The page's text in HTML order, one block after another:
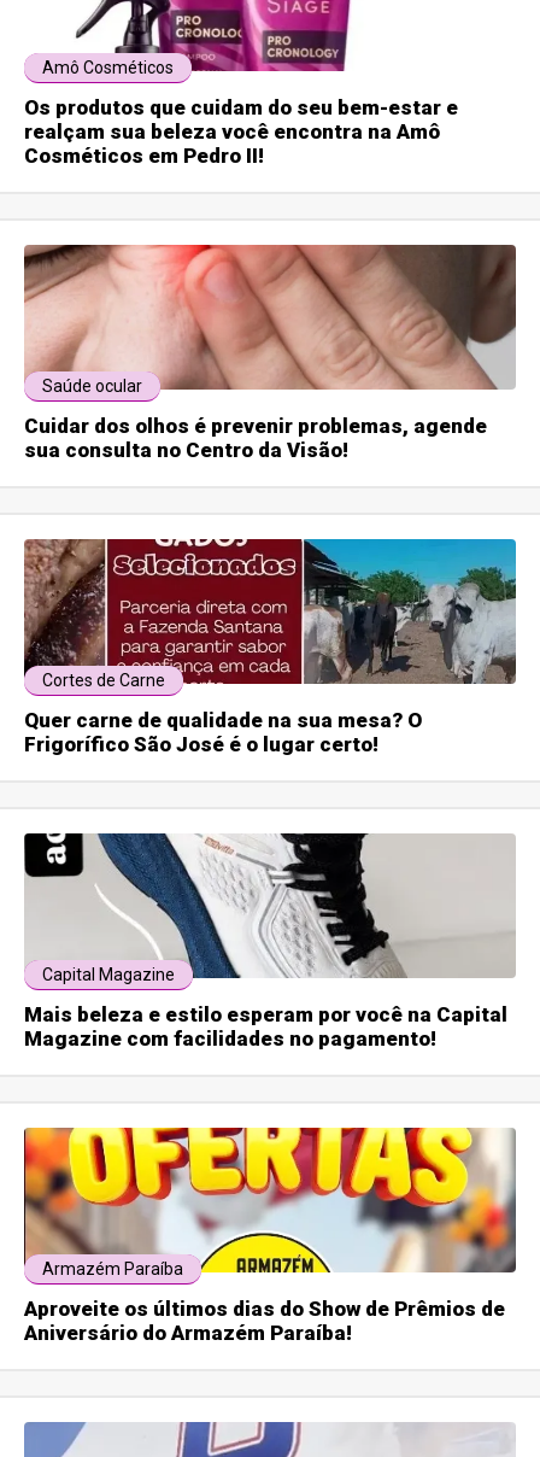
Amô Cosméticos
Os produtos que cuidam do seu bem-estar e
realçam sua beleza você encontra na Amô
Cosméticos em Pedro II!
Saúde ocular
Cuidar dos olhos é prevenir problemas, agende
sua consulta no Centro da Visão!
Cortes de Carne
Quer carne de qualidade na sua mesa? O
Frigorífico São José é o lugar certo!
Capital Magazine
Mais beleza e estilo esperam por você na Capital
Magazine com facilidades no pagamento!
Armazém Paraíba
Aproveite os últimos dias do Show de Prêmios de
Aniversário do Armazém Paraíba!